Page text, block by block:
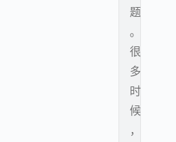
题
。
很
多
时
候
，